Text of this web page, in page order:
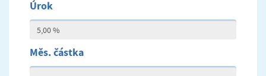
Úrok
Měs. částka